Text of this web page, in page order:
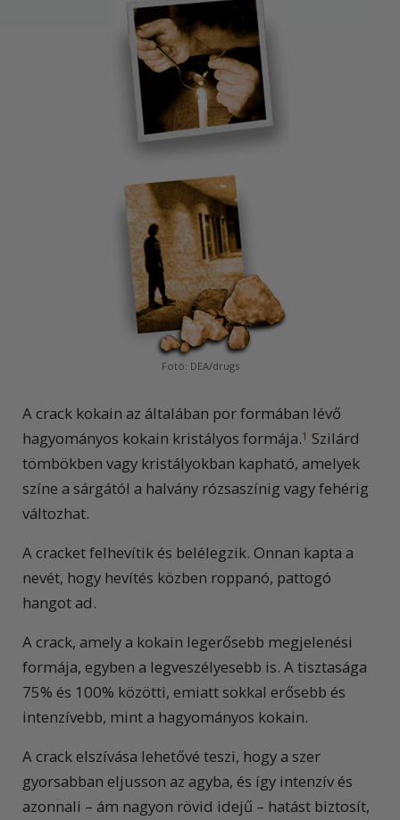
Fotó: DEA/drugs
A crack kokain az általában por formában lévő
hagyományos kokain kristályos formája.1 Szilárd
tömbökben vagy kristályokban kapható, amelyek
színe a sárgától a halvány rózsaszínig vagy fehérig
változhat.
A cracket felhevítik és belélegzik. Onnan kapta a
nevét, hogy hevítés közben roppanó, pattogó
hangot ad.
A crack, amely a kokain legerősebb megjelenési
formája, egyben a legveszélyesebb is. A tisztasága
75% és 100% közötti, emiatt sokkal erősebb és
intenzívebb, mint a hagyományos kokain.
A crack elszívása lehetővé teszi, hogy a szer
gyorsabban eljusson az agyba, és így intenzív és
azonnali – ám nagyon rövid idejű – hatást biztosít,